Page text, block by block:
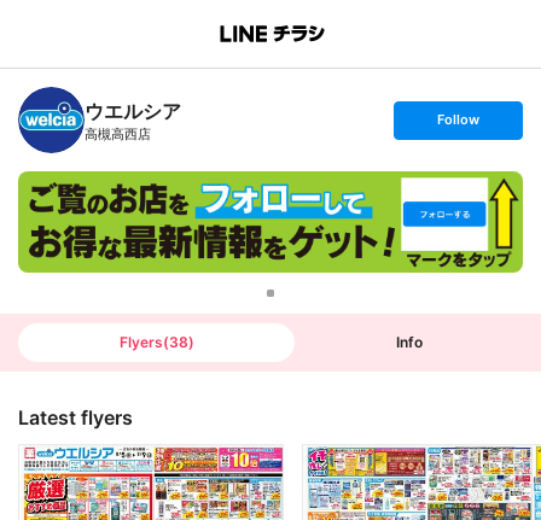
B
n
c
h
T
ウエルシア
高槻高西店
s
t
o
l
o
w
Follow
Flyers(38) Info
Latest flyers